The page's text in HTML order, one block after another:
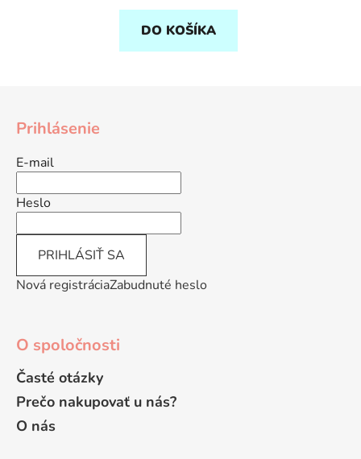
DO KOŠÍKA
Prihlásenie
E-mail
Heslo
PRIHLÁSIŤ SA
Nová registráciaZabudnuté heslo
O spoločnosti
Časté otázky
Prečo nakupovať u nás?
O nás